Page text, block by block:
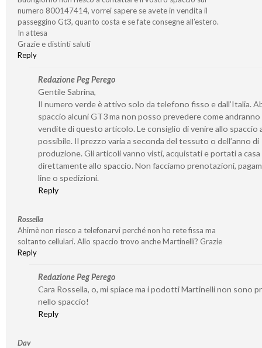
numero 800147414, vorrei sapere se avete in vendita il
passeggino Gt3, quanto costa e se fate consegne all’estero.
In attesa
Grazie e distinti saluti
Reply
Redazione Peg Perego
Gentile Sabrina,
Il numero verde è attivo solo da telefono fisso e dall’Italia.
spaccio alcuni GT3 ma non posso prevedere come andranno
vendite di questo articolo. Le consiglio di venire allo spaccio
possibile. Il prezzo varia a seconda del tessuto o dell’anno di
produzione. Gli articoli vanno visti, acquistati e portati a casa
direttamente allo spaccio. Non facciamo prenotazioni,
line o spedizioni.
Reply
Rossella
Ahimè non riesco a telefonarvi perché non ho rete fissa ma
soltanto cellulari. Allo spaccio trovo anche Martinelli? Grazie
Reply
Redazione Peg Perego
Cara Rossella, o, mi spiace ma i podotti Martinelli non sono
nello spaccio!
Reply
Dav